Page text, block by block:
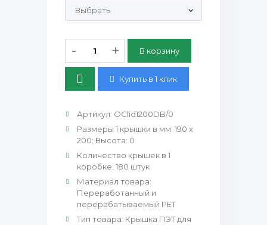
Продающие рулонные этикетки:
- +
Купить в 1 клик
Артикул: OClid1200DB/0
Размеры 1 крышки в мм: 190 х
200; Высота: 0
Количество крышек в 1
коробке: 180 штук
Материал товара:
Переработанный и
перерабатываемый PET
Тип товара: Крышка ПЭТ для